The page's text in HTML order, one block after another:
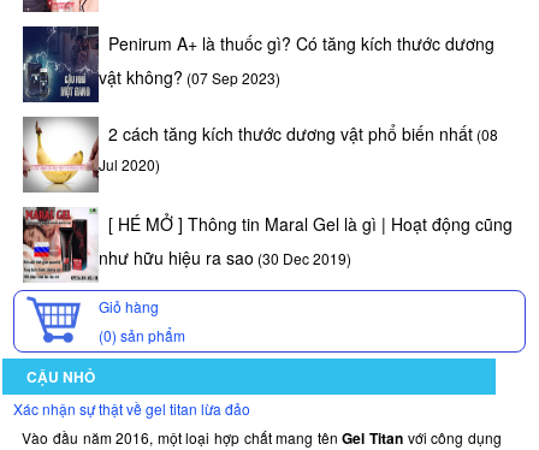
Penirum A+ là thuốc gì? Có tăng kích thước dương
vật không? (07 Sep 2023)
2 cách tăng kích thước dương vật phổ biến nhất (08
Jul 2020)
[ HÉ MỞ ] Thông tin Maral Gel là gì | Hoạt động cũng
như hữu hiệu ra sao (30 Dec 2019)
Giỏ hàng
(0) sản phẩm
CẬU NHỎ
Xác nhận sự thật về gel titan lừa đảo
Vào đầu năm 2016, một loại hợp chất mang tênGel Titanvới công dụng